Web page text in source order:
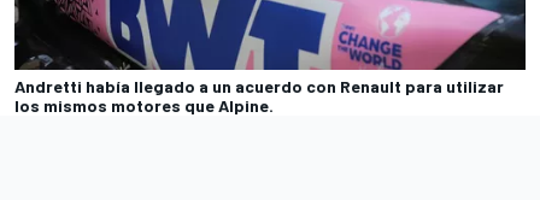
Andretti había llegado a un acuerdo con Renault para utilizar
los mismos motores que Alpine.